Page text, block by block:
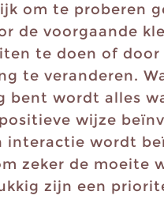
om te proberen
de voorgaande
te doen of door
te veranderen.
bent wordt alles
wijze
interactie wordt
zeker de moeite
zijn een